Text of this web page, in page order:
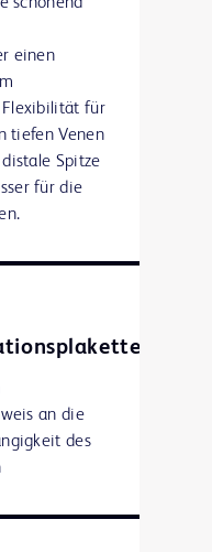
einen
Flexibilität für
tiefen Venen
Spitze
für die
an die
des